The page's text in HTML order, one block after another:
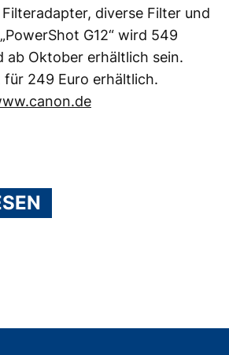
diverse Filter und
G12“ wird 549
ab Oktober erhältlich sein.
für 249 Euro erhältlich.